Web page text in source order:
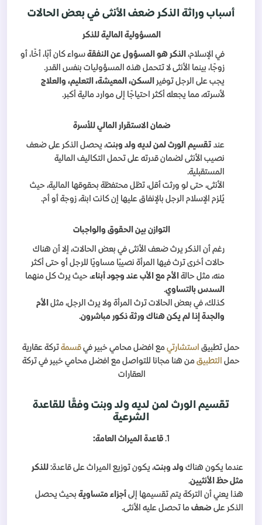
أسباب وراثة الذكر ضعف الأنثى في بعض الحالات
المسؤولية المالية للذكر
في الإسلام، الذكر هو المسؤول عن النفقة سواء كان أبًا، أخًا، أو
زوجًا، بينما الأنثى لا تتحمل هذه المسؤوليات بنفس القدر.
يجب على الرجل توفير السكن، المعيشة، التعليم، والعلاج
لأسرته، مما يجعله أكثر احتياجًا إلى موارد مالية أكبر.
ضمان الاستقرار المالي للأسرة
عند تقسيم الورث لمن لديه ولد وبنت، يحصل الذكر على ضعف
نصيب الأنثى لضمان قدرته على تحمل التكاليف المالية
المستقبلية.
الأنثى، حتى لو ورثت أقل، تظل محتفظة بحقوقها المالية، حيث
يُلزم الإسلام الرجل بالإنفاق عليها إن كانت ابنة، زوجة أو أم.
التوازن بين الحقوق والواجبات
رغم أن الذكر يرث ضعف الأنثى في بعض الحالات، إلا أن هناك
حالات أخرى ترث فيها المرأة نصيبًا مساويًا للرجل أو حتى أكثر
منه، مثل حالة الأم مع الأب عند وجود أبناء، حيث يرث كل منهما
السدس بالتساوي.
كذلك، في بعض الحالات ترث المرأة ولا يرث الرجل، مثل الأم
والجدة إذا لم يكن هناك ورثة ذكور مباشرون.
حمل تطبيق استشارتي مع افضل محامي خبير في قسمة تركة عقارية
حمل التطبيق من هنا مجانا للتواصل مع افضل محامي خبير في تركة
العقارات
تقسيم الورث لمن لديه ولد وبنت وفقًا للقاعدة
الشرعية
1. قاعدة الميراث العامة:
عندما يكون هناك ولد وبنت، يكون توزيع الميراث على قاعدة: للذكر
مثل حظ الأنثيين.
هذا يعني أن التركة يتم تقسيمها إلى أجزاء متساوية بحيث يحصل
الذكر على ضعف ما تحصل عليه الأنثى.